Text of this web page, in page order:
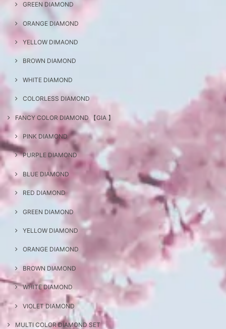
GREEN DIAMOND
ORANGE DIAMOND
YELLOW DIMAOND
BROWN DIAMOND
WHITE DIAMOND
COLORLESS DIAMOND
FANCY COLOR DIAMOND 【GIA 】
PINK DIAMOND
PURPLE DIAMOND
BLUE DIAMOND
RED DIAMOND
GREEN DIAMOND
YELLOW DIAMOND
ORANGE DIAMOND
BROWN DIAMOND
WHITE DIAMOND
VIOLET DIAMOND
MULTI COLOR DIAMOND SET